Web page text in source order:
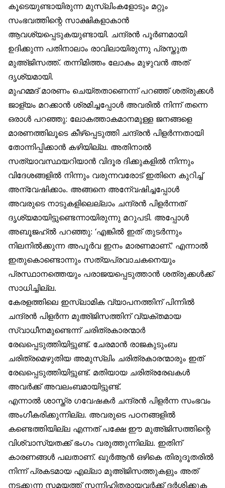
കൂടെയുണ്ടായിരുന്ന മുസ്‌ലിംകളോടും മറ്റും
സംഭവത്തിന്റെ സാക്ഷികളാകാൻ
ആവശ്യപ്പെടുകയുണ്ടായി. ചന്ദ്രൻ പൂർണമായി
ഉദിക്കുന്ന പതിനാലാം രാവിലായിരുന്നു പ്രസ്തുത
മുഅ്ജിസത്ത്. തന്നിമിത്തം ലോകം മുഴുവൻ അത്
ദൃശ്യമായി.
മുഹമ്മദ് മാരണം ചെയ്തതാണെന്ന് പറഞ്ഞ് ശത്രുക്കൾ
ജാള്യം മറക്കാൻ ശ്രമിച്ചപ്പോൾ അവരിൽ നിന്ന് തന്നെ
ഒരാൾ പറഞ്ഞു: ലോകത്താകമാനമുള്ള ജനങ്ങളെ
മാരണത്തിലൂടെ കീഴ്‌പ്പെടുത്തി ചന്ദ്രൻ പിളർന്നതായി
തോന്നിപ്പിക്കാൻ കഴിയില്ല. അതിനാൽ
സത്യാവസ്ഥയറിയാൻ വിദൂര ദിക്കുകളിൽ നിന്നും
വിദേശങ്ങളിൽ നിന്നും വരുന്നവരോട് ഇതിനെ കുറിച്ച്
അന്വേഷിക്കാം. അങ്ങനെ അനേ്വഷിച്ചപ്പോൾ
അവരുടെ നാടുകളിലെല്ലാം ചന്ദ്രൻ പിളർന്നത്
ദൃശ്യമായിട്ടുണ്ടെന്നായിരുന്നു മറുപടി. അപ്പോൾ
അബൂജഹ്ൽ പറഞ്ഞു: ‘എങ്കിൽ ഇത് തുടർന്നും
നിലനിൽക്കുന്ന അപൂർവ ഇനം മാരണമാണ്.’ എന്നാൽ
ഇതുകൊണ്ടൊന്നും സത്യപ്രവാചകനെയും
പ്രസ്ഥാനത്തെയും പരാജയപ്പെടുത്താൻ ശത്രുക്കൾക്ക്
സാധിച്ചില്ല.
കേരളത്തിലെ ഇസ്‌ലാമിക വ്യാപനത്തിന് പിന്നിൽ
ചന്ദ്രൻ പിളർന്ന മുഅ്ജിസത്തിന് വ്യക്തമായ
സ്വാധീനമുണ്ടെന്ന് ചരിത്രകാരന്മാർ
രേഖപ്പെടുത്തിയിട്ടുണ്ട്. ചേരമാൻ രാജകുടുംബ
ചരിത്രമെഴുതിയ അമുസ്‌ലിം ചരിത്രകാരന്മാരും ഇത്
രേഖപ്പെടുത്തിയിട്ടുണ്ട്. മതിയായ ചരിത്രരേഖകൾ
അവർക്ക് അവലംബമായിട്ടുണ്ട്.
എന്നാൽ ശാസ്ത്ര ഗവേഷകർ ചന്ദ്രൻ പിളർന്ന സംഭവം
അംഗീകരിക്കുന്നില്ല. അവരുടെ പഠനങ്ങളിൽ
കണ്ടെത്തിയില്ല എന്നത് പക്ഷേ ഈ മുഅ്ജിസത്തിന്റെ
വിശ്വാസ്യതക്ക് ഭംഗം വരുത്തുന്നില്ല. ഇതിന്
കാരണങ്ങൾ പലതാണ്. ഖുർആൻ ഒഴികെ തിരുദൂതരിൽ
നിന്ന് പ്രകടമായ എല്ലാ മുഅ്ജിസത്തുകളും അത്
നടക്കുന്ന സമയത്ത് സന്നിഹിതരായവർക്ക് ദർശിക്കുക